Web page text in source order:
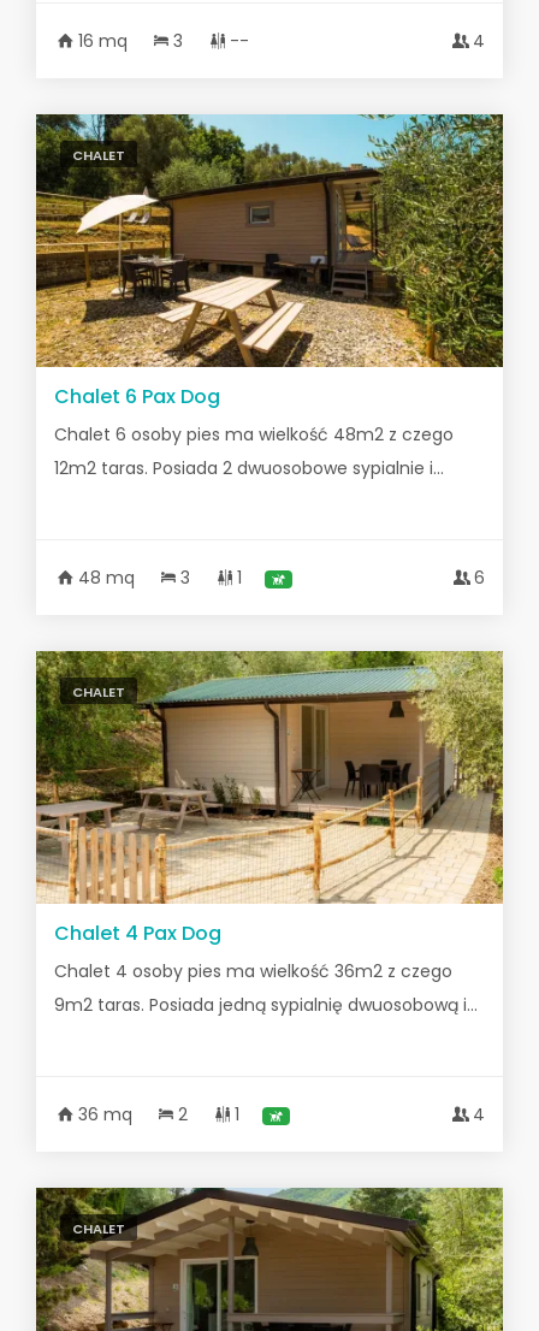
16 mq 3 -- 4
CHALET
Chalet 6 Pax Dog
Chalet 6 osoby pies ma wielkość 48m2 z czego
12m2 taras. Posiada 2 dwuosobowe sypialnie i...
48 mq 3 1 6
CHALET
Chalet 4 Pax Dog
Chalet 4 osoby pies ma wielkość 36m2 z czego
9m2 taras. Posiada jedną sypialnię dwuosobową i...
36 mq 2 1 4
CHALET